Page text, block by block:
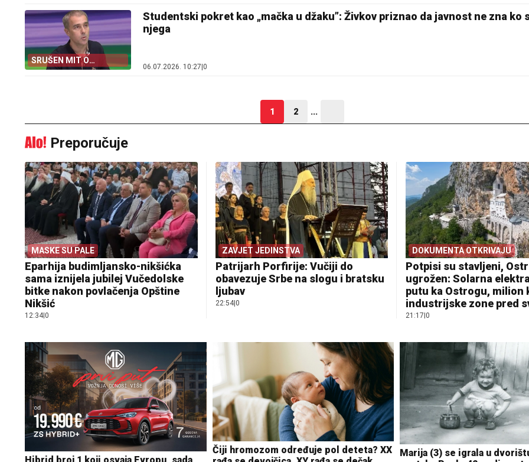
SRUŠEN MIT O
„STUDENTSKOM
Studentski pokret kao „mačka u džaku”: Živkov priznao da javnost ne zna ko
njega
06.07.2026. 10:27 0
1 2 ...
Preporučuje
MASKE SU PALE
Eparhija budimljansko-nikšićka
sama iznijela jubilej Vučedolske
bitke nakon povlačenja Opštine
Nikšić
12:34 0
ZAVJET JEDINSTVA
Patrijarh Porfirije: Vučiji do
obavezuje Srbe na slogu i bratsku
ljubav
22:54| 0
DOKUMENTA OTKRIVAJU
Potpisi su stavljeni,
ugrožen: Solarna
putu ka Ostrogu, milion
industrijske zone pred
21:17 0
Čiji hromozom određuje pol deteta? XX
Marija (3) se igrala u